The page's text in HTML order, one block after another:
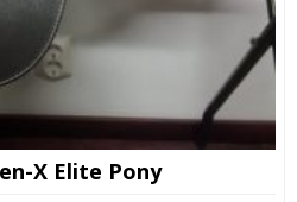
X Elite Pony